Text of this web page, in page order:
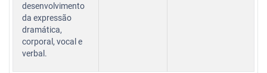
desenvolvimento
da expressão
dramática,
corporal, vocal e
verbal.